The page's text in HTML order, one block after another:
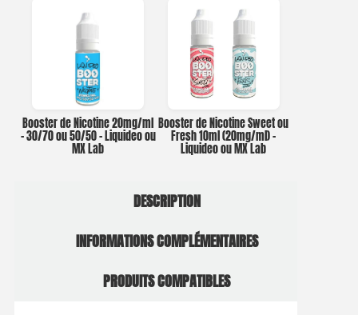
Booster de Nicotine 20mg/ml
– 30/70 ou 50/50 – Liquideo ou
MX Lab
Booster de Nicotine Sweet ou
Fresh 10ml (20mg/ml) –
Liquideo ou MX Lab
DESCRIPTION
INFORMATIONS COMPLÉMENTAIRES
PRODUITS COMPATIBLES